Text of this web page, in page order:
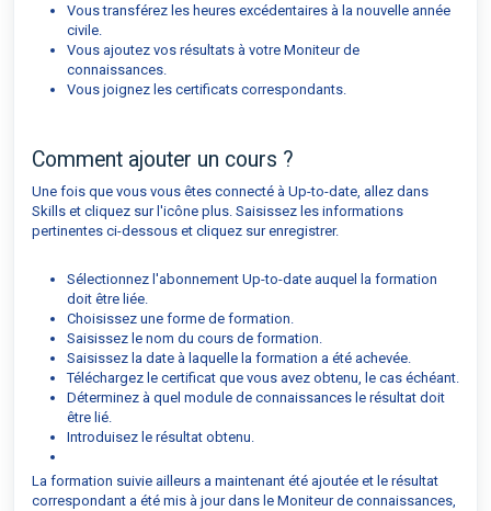
Vous transférez les heures excédentaires à la nouvelle année
civile.
Vous ajoutez vos résultats à votre Moniteur de
connaissances.
Vous joignez les certificats correspondants.
Comment ajouter un cours ?
Une fois que vous vous êtes connecté à Up-to-date, allez dans
Skills et cliquez sur l'icône plus. Saisissez les informations
pertinentes ci-dessous et cliquez sur enregistrer.
Sélectionnez l'abonnement Up-to-date auquel la formation
doit être liée.
Choisissez une forme de formation.
Saisissez le nom du cours de formation.
Saisissez la date à laquelle la formation a été achevée.
Téléchargez le certificat que vous avez obtenu, le cas échéant.
Déterminez à quel module de connaissances le résultat doit
être lié.
Introduisez le résultat obtenu.
La formation suivie ailleurs a maintenant été ajoutée et le résultat
correspondant a été mis à jour dans le Moniteur de connaissances,